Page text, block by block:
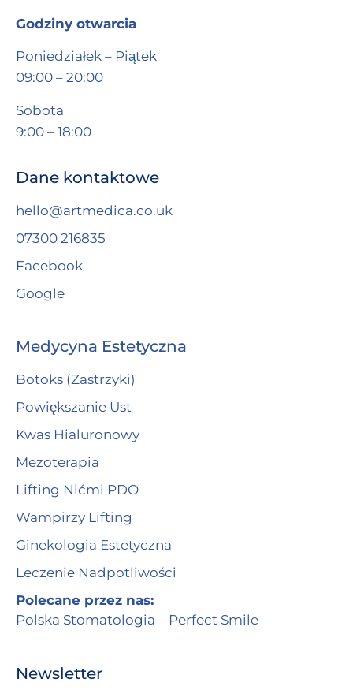
Godziny otwarcia
Poniedziałek – Piątek
09:00 – 20:00
Sobota
9:00 – 18:00
Dane kontaktowe
hello@artmedica.co.uk
07300 216835
Facebook
Google
Medycyna Estetyczna
Botoks (Zastrzyki)
Powiększanie Ust
Kwas Hialuronowy
Mezoterapia
Lifting Nićmi PDO
Wampirzy Lifting
Ginekologia Estetyczna
Leczenie Nadpotliwości
Polecane przez nas:
Polska Stomatologia – Perfect Smile
Newsletter